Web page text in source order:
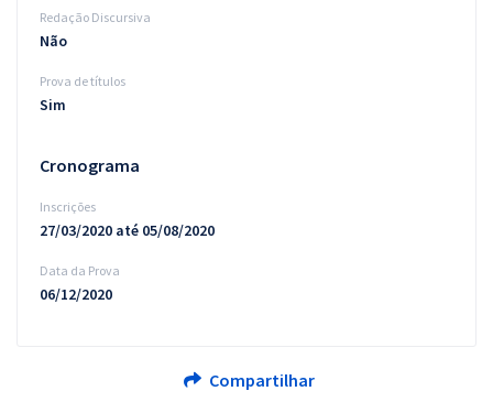
Redação Discursiva
Não
Prova de títulos
Sim
Cronograma
Inscrições
27/03/2020 até 05/08/2020
Data da Prova
06/12/2020
Compartilhar